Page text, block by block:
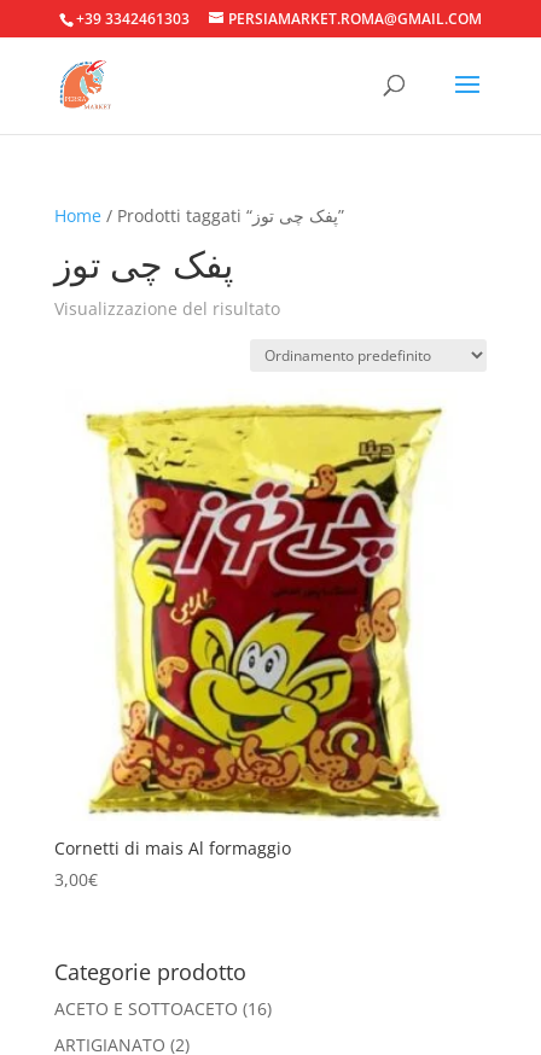
+39 3342461303 PERSIAMARKET.ROMA@GMAIL.COM
Home / Prodotti taggati “پفک چی توز”
پفک چی توز
Visualizzazione del risultato
Cornetti di mais Al formaggio
3,00€
Categorie prodotto
ACETO E SOTTOACETO (16)
ARTIGIANATO (2)